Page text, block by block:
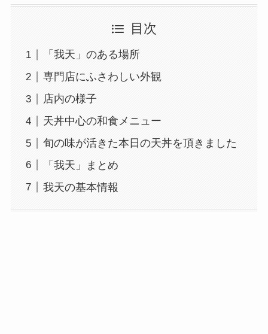
目次
「我天」のある場所
専門店にふさわしい外観
店内の様子
天丼中心の和食メニュー
旬の味が活きた本日の天丼を頂きました
「我天」まとめ
我天の基本情報